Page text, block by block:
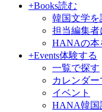
+Books読む
韓国文学を
担当編集者
HANAの本
+Events体験する
一覧で探す
カレンダー
イベント
HANA韓国